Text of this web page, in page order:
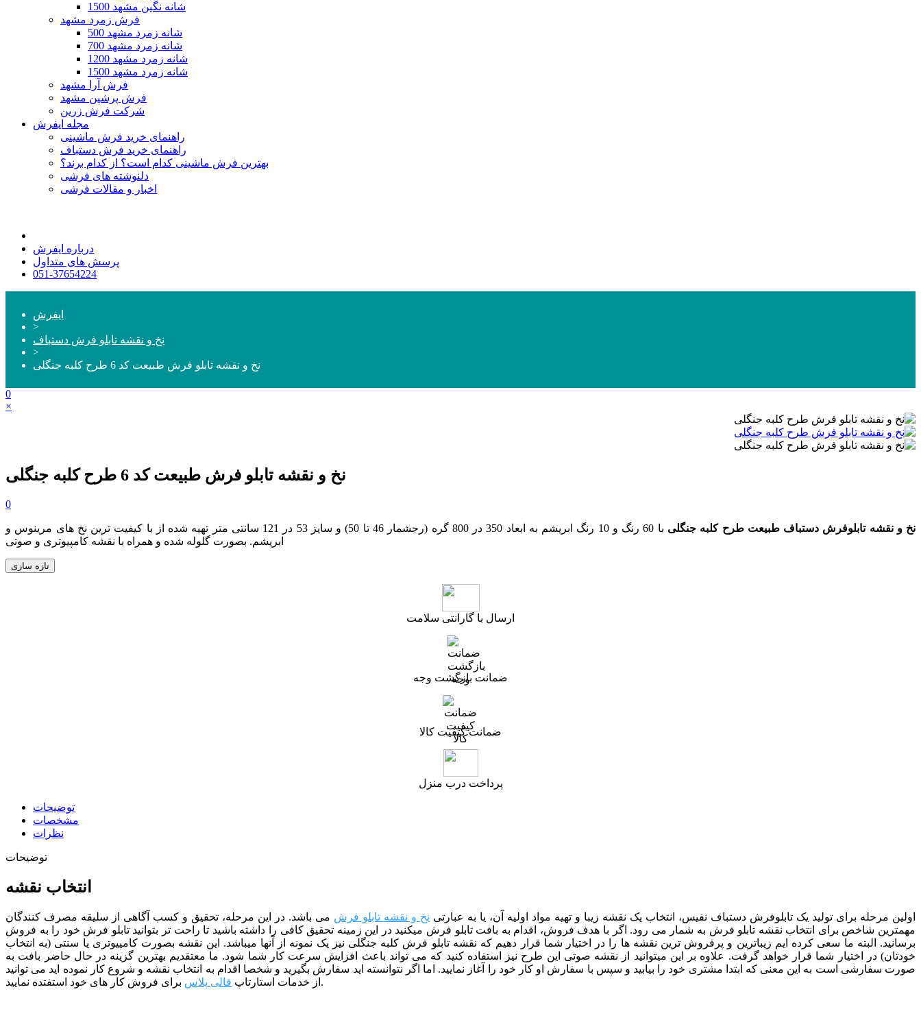
1500 شانه نگین مشهد
فرش زمرد مشهد
500 شانه زمرد مشهد
700 شانه زمرد مشهد
1200 شانه زمرد مشهد
1500 شانه زمرد مشهد
فرش آرا مشهد
فرش پرشین مشهد
شرکت فرش زرین
مجله ایفرش
راهنمای خرید فرش ماشینی
راهنمای خرید فرش دستباف
بهترین فرش ماشینی کدام است؟ از کدام برند؟
دلنوشته های فرشی
اخبار و مقالات فرشی
درباره ایفرش
پرسش های متداول
051-37654224
ایفرش
>
نخ و نقشه تابلو فرش دستباف
>
نخ و نقشه تابلو فرش طبیعت کد 6 طرح کلبه جنگلی
0
×
نخ و نقشه تابلو فرش طبیعت کد 6 طرح کلبه جنگلی
0
نخ و نقشه تابلوفرش دستباف طبیعت طرح کلبه جنگلی با 60 رنگ و 10 رنگ ابریشم به ابعاد 350 در 800 گره (رجشمار 46 تا 50 )
و سایز 53 در 121 سانتی متر تهیه شده از با کیفیت ترین نخ های مرینوس و
ابریشم. بصورت گلوله شده و همراه با نقشه کامپیوتری و صوتی
ارسال با گارانتی سلامت
ضمانت بازگشت وجه
ضمانت کیفیت کالا
پرداخت درب منزل
توضیحات
مشخصات
نظرات
توضیحات
انتخاب نقشه
اولین مرحله برای تولید یک تابلوفرش دستباف نفیس، انتخاب یک نقشه زیبا و تهیه مواد اولیه آن، یا به عبارتی نخ و نقشه تابلو فرش می باشد. در این مرحله، تحقیق و کسب آگاهی از سلیقه مصرف کنندگان
مهمترین شاخص برای انتخاب نقشه تابلو فرش به شمار می رود. اگر با هدف فروش، اقدام به بافت تابلو فرش میکنید در این زمینه تحقیق کافی را داشته باشید تا راحت تر بتوانید تابلو فرش خود را به فروش
برسانید. البته ما سعی کرده ایم زیباترین و پرفروش ترین نقشه ها را در اختیار شما قرار دهیم که نقشه تابلو فرش کلبه جنگلی نیز یک نمونه از آنها میباشد. این نقشه بصورت کامپیوتری یا سنتی (به انتخاب
خودتان) در اختیار شما قرار خواهد گرفت. علاوه بر این میتوانید از نقشه صوتی این طرح نیز استفاده کنید که می تواند باعث افزایش سرعت کار شما شود. ما معتقدیم بهترین گزینه در حال حاضر بافت به
صورت سفارشی است به این معنی که ابتدا مشتری خود را بیابید و سپس با سفارش او کار خود را آغاز نمایید. اما اگر نتوانسته اید سفارش بگیرید و شخصا اقدام به انتخاب نقشه و شروع کار نموده اید می توانید
از خدمات استارتاپ قالی پلاس برای فروش کار های خود استفتده نمایید.